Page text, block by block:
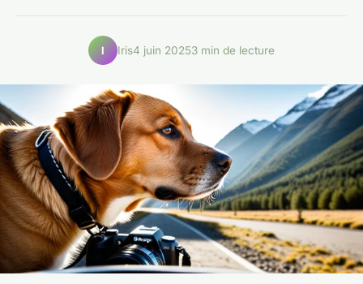
I Iris4 juin 20253 min de lecture